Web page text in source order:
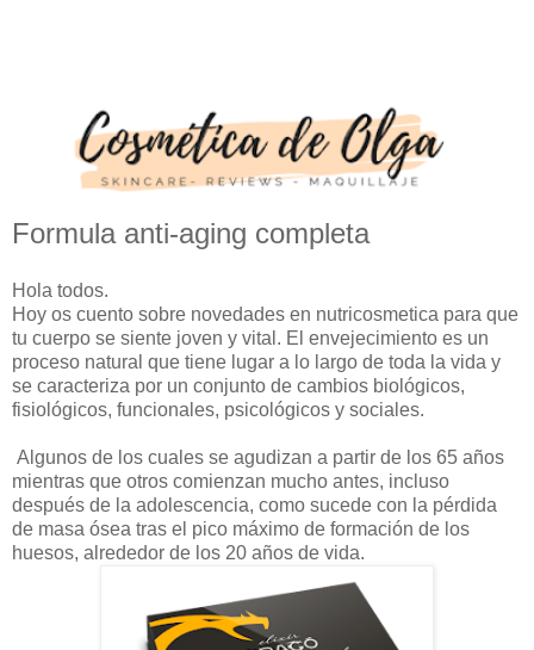
Formula anti-aging completa
Hola todos.
Hoy os cuento sobre novedades en nutricosmetica para que
tu cuerpo se siente joven y vital. El envejecimiento es un
proceso natural que tiene lugar a lo largo de toda la vida y
se caracteriza por un conjunto de cambios biológicos,
fisiológicos, funcionales, psicológicos y sociales.
Algunos de los cuales se agudizan a partir de los 65 años
mientras que otros comienzan mucho antes, incluso
después de la adolescencia, como sucede con la pérdida
de masa ósea tras el pico máximo de formación de los
huesos, alrededor de los 20 años de vida.